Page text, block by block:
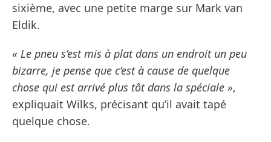
sixième, avec une petite marge sur Mark van
Eldik.
« Le pneu s’est mis à plat dans un endroit un peu
bizarre, je pense que c’est à cause de quelque
chose qui est arrivé plus tôt dans la spéciale »,
expliquait Wilks, précisant qu’il avait tapé
quelque chose.